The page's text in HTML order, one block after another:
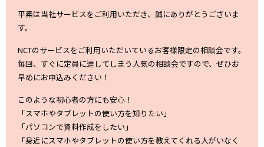
平素は当社サービスをご利用いただき、誠にありがとうございま
す。
NCTのサービスをご利用いただいているお客様限定の相談会です。
毎回、すぐに定員に達してしまう人気の相談会ですので、ぜひお
早めにお申込みください！
このような初心者の方にも安心！
「スマホやタブレットの使い方を知りたい」
「パソコンで資料作成をしたい」
「身近にスマホやタブレットの使い方を教えてくれる人がいなく